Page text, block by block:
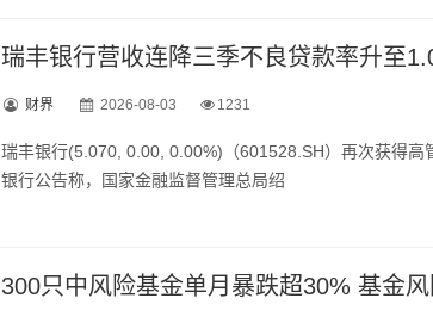
财界 2026-08-03 1231
瑞丰银行(5.070, 0.00, 0.00%)（601528.SH）再次获
银行公告称，国家金融监督管理总局绍
300只中风险基金单月暴跌超30% 基金